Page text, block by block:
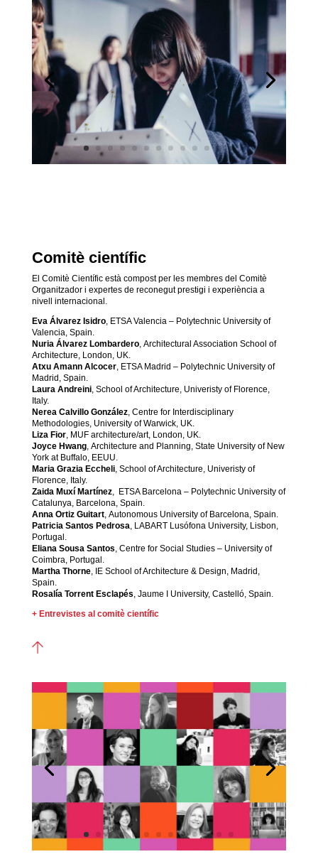
Comitè científic
El Comitè Científic està compost per les membres del Comitè
Organitzador i expertes de reconegut prestigi i experiència a
nivell internacional.
Eva Álvarez Isidro, ETSA Valencia – Polytechnic University of
Valencia, Spain.
Nuria Álvarez Lombardero, Architectural Association School of
Architecture, London, UK.
Atxu Amann Alcocer, ETSA Madrid – Polytechnic University of
Madrid, Spain.
Laura Andreini, School of Architecture, Univeristy of Florence,
Italy.
Nerea Calvillo González, Centre for Interdisciplinary
Methodologies, University of Warwick, UK.
Liza Fior, MUF architecture/art, London, UK.
Joyce Hwang, Architecture and Planning, State University of New
York at Buffalo, EEUU.
Maria Grazia Eccheli, School of Architecture, Univeristy of
Florence, Italy.
Zaida Muxí Martínez, ETSA Barcelona – Polytechnic University of
Catalunya, Barcelona, Spain.
Anna Ortiz Guitart, Autonomous University of Barcelona, Spain.
Patricia Santos Pedrosa, LABART Lusófona University, Lisbon,
Portugal.
Eliana Sousa Santos, Centre for Social Studies – University of
Coimbra, Portugal.
Martha Thorne, IE School of Architecture & Design, Madrid,
Spain.
Rosalía Torrent Esclapés, Jaume I University, Castelló, Spain.
+ Entrevistes al comitè científic